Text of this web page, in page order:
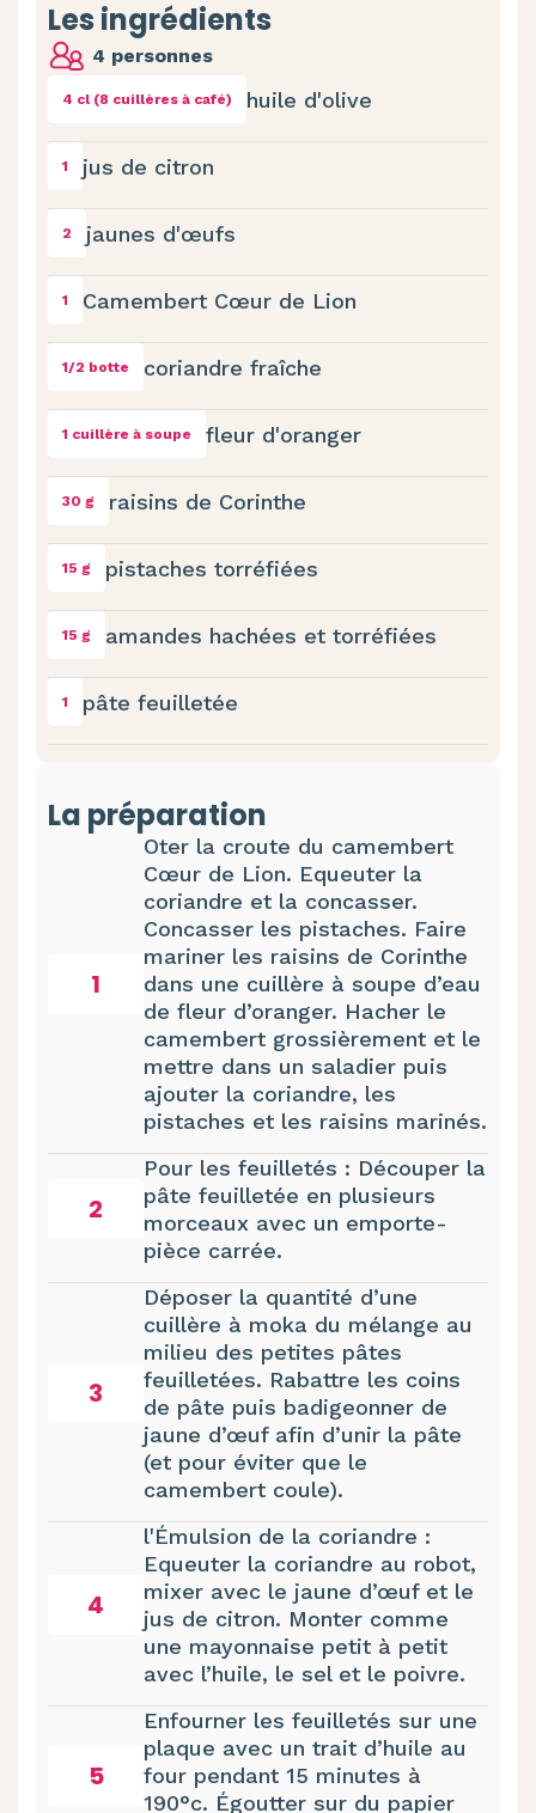
Les ingrédients
4 personnes
4 cl (8 cuillères à café) huile d'olive
1 jus de citron
2 jaunes d'œufs
1 Camembert Cœur de Lion
1/2 botte coriandre fraîche
1 cuillère à soupe fleur d'oranger
30 g raisins de Corinthe
15 g pistaches torréfiées
15 g amandes hachées et torréfiées
1 pâte feuilletée
La préparation
1
Oter la croute du camembert
Cœur de Lion. Equeuter la
coriandre et la concasser.
Concasser les pistaches. Faire
mariner les raisins de Corinthe
dans une cuillère à soupe d’eau
de fleur d’oranger. Hacher le
camembert grossièrement et le
mettre dans un saladier puis
ajouter la coriandre, les
pistaches et les raisins marinés.
2
Pour les feuilletés : Découper la
pâte feuilletée en plusieurs
morceaux avec un emporte-
pièce carrée.
3
Déposer la quantité d’une
cuillère à moka du mélange au
milieu des petites pâtes
feuilletées. Rabattre les coins
de pâte puis badigeonner de
jaune d’œuf afin d’unir la pâte
(et pour éviter que le
camembert coule).
4
l'Émulsion de la coriandre :
Equeuter la coriandre au robot,
mixer avec le jaune d’œuf et le
jus de citron. Monter comme
une mayonnaise petit à petit
avec l’huile, le sel et le poivre.
5
Enfourner les feuilletés sur une
plaque avec un trait d’huile au
four pendant 15 minutes à
190°c. Égoutter sur du papier